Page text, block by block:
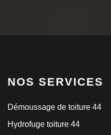
NOS SERVICES
Démoussage de toiture 44
Hydrofuge toiture 44